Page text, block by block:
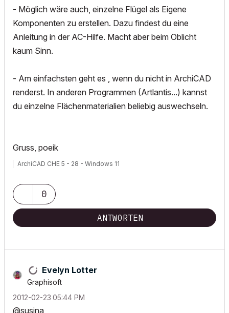
- Möglich wäre auch, einzelne Flügel als Eigene
Komponenten zu erstellen. Dazu findest du eine
Anleitung in der AC-Hilfe. Macht aber beim Oblicht
kaum Sinn.
- Am einfachsten geht es , wenn du nicht in ArchiCAD
renderst. In anderen Programmen (Artlantis...) kannst
du einzelne Flächenmaterialien beliebig auswechseln.
Gruss, poeik
ArchiCAD CHE 5 - 28 - Windows 11
0
ANTWORTEN
Evelyn Lotter
Graphisoft
‎2012-02-23 05:44 PM
@susina